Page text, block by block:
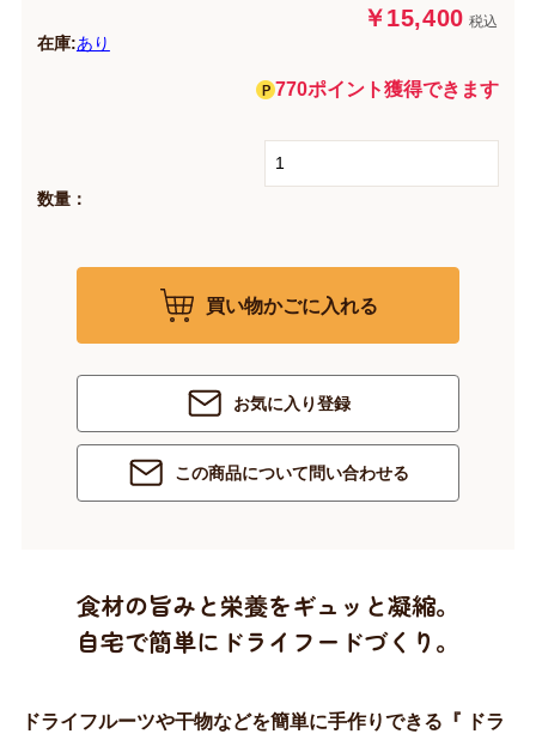
￥15,400 税込
在庫:あり
770ポイント獲得できます
数量：
買い物かごに入れる
お気に入り登録
この商品について問い合わせる
食材の旨みと栄養をギュッと凝縮。
自宅で簡単にドライフードづくり。
ドライフルーツや干物などを簡単に手作りできる『 ドラ